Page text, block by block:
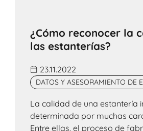
¿Cómo reconocer la
las estanterías?
23.11.2022
DATOS Y ASESORAMIENTO DE
La calidad de una estantería
determinada por muchas
Entre ellas, el proceso de